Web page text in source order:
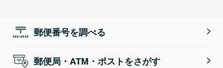
郵便番号を調べる
郵便局・ATM・ポストをさがす